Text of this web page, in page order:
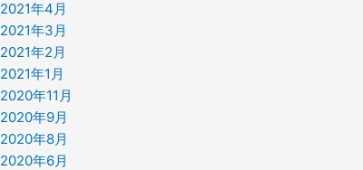
2021年4月
2021年3月
2021年2月
2021年1月
2020年11月
2020年9月
2020年8月
2020年6月